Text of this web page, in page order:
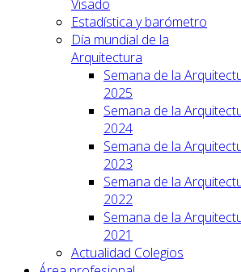
Visado
Estadística y barómetro
Día mundial de la
Arquitectura
Semana de la
2025
Semana de la
2024
Semana de la
2023
Semana de la
2022
Semana de la
2021
Actualidad Colegios